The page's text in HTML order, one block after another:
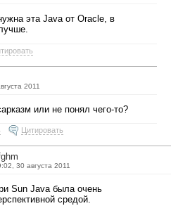
эта Java от Oracle, в
2011
или не понял чего-то?
Цитировать
30 августа 2011
Sun Java была очень
средой.